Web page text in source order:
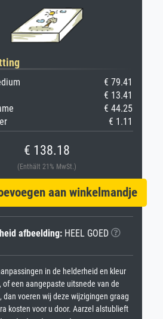
€ 79.41
€ 13.41
€ 44.25
€ 1.11
€ 138.18
(Enthält 21% MwSt.)
aan winkelmandje
afbeelding: HEEL GOED
in de helderheid en kleur
of een aangepaste uitsnede van de
dan voeren wij deze wijzigingen graag
kosten voor u door. Aarzel alstublieft